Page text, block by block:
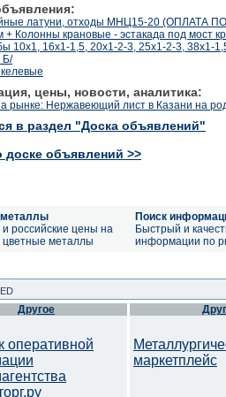
латуни, отходы МНЦ15-20 (ОПЛАТА
Колонны крановые - эстакада под мост
10х1, 16х1-1,5, 20х1-2-3, 25х1-2-3, 38х1-
Б/
цены, новости, аналитика:
рынке: Нержавеющий лист в Казани на
в раздел "Доска объявлений"
доске объявлений >>
российские цены на
металлы
Поиск
Быстрый и
информации по
Другое
оперативной
маркетплейс